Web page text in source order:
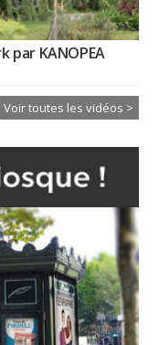
par KANOPEA
Voir toutes les vidéos >